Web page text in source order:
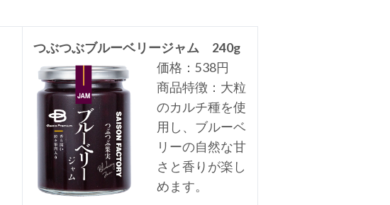
つぶつぶブルーベリージャム 240g
価格：538円
商品特徴：大粒
のカルチ種を使
用し、ブルーベ
リーの自然な甘
さと香りが楽し
めます。